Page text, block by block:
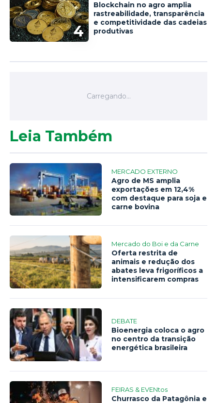
4
Blockchain no agro amplia
rastreabilidade, transparência
e competitividade das cadeias
produtivas
Leia Também
MERCADO EXTERNO
Agro de MS amplia
exportações em 12,4%
com destaque para soja e
carne bovina
Mercado do Boi e da Carne
Oferta restrita de
animais e redução dos
abates leva frigoríficos a
intensificarem compras
DEBATE
Bioenergia coloca o agro
no centro da transição
energética brasileira
FEIRAS & EVENtos
Churrasco da Patagônia e